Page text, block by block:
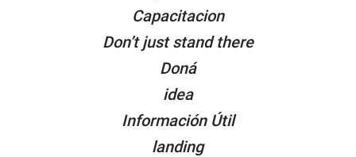
Capacitacion
Don’t just stand there
Doná
idea
Información Útil
landing